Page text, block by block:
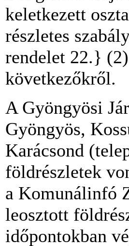
keletkezett
részletes
rendelet 22.}
következőkről.
A Gyöngyösi
Gyöngyös,
Karácsond
földrészletek
a Komunálinfó
leosztott
időpontokban